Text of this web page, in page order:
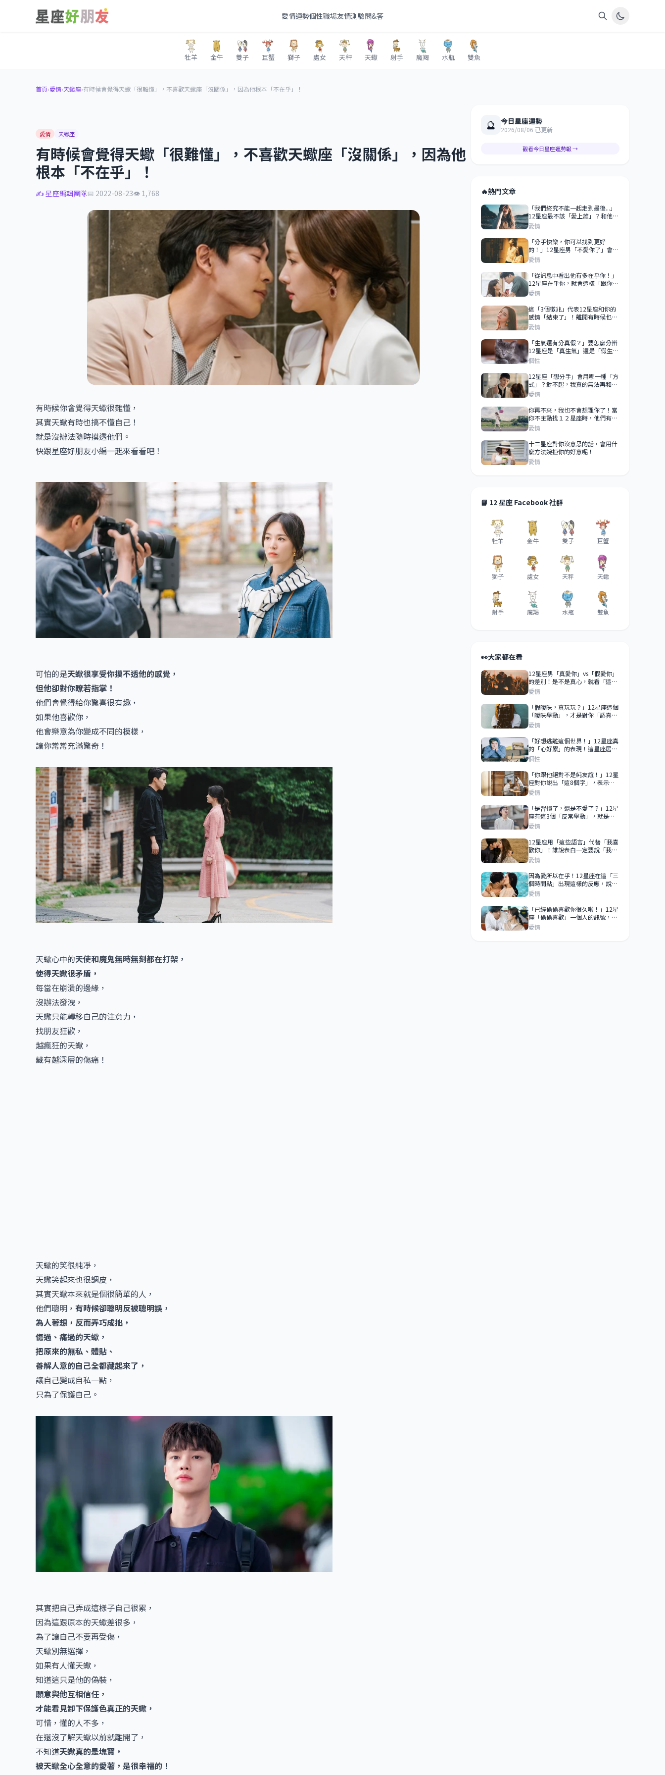
愛情運勢個性職場友情測驗問&答
牡羊 金牛 雙子 巨蟹 獅子 處女 天秤 天蠍 射手 魔羯 水瓶 雙魚
首頁›愛情›天蠍座›有時候會覺得天蠍「很難懂」，不喜歡天蠍座「沒關係」，因為他根本「不在乎」！
愛情 天蠍座
有時候會覺得天蠍「很難懂」，不喜歡天蠍座「沒關係」，因為他
根本「不在乎」！
✍️ 星座編輯團隊📅 2022-08-23👁 1,768
有時候你會覺得天蠍很難懂，
其實天蠍有時也搞不懂自己！
就是沒辦法隨時摸透他們。
快跟星座好朋友小編一起來看看吧！
可怕的是天蠍很享受你摸不透他的感覺，
但他卻對你瞭若指掌！
他們會覺得給你驚喜很有趣，
如果他喜歡你，
他會樂意為你變成不同的模樣，
讓你常常充滿驚奇！
天蠍心中的天使和魔鬼無時無刻都在打架，
使得天蠍很矛盾，
每當在崩潰的邊緣，
沒辦法發洩，
天蠍只能轉移自己的注意力，
找朋友狂歡，
越瘋狂的天蠍，
藏有越深層的傷痛！
天蠍的笑很純凈，
天蠍笑起來也很調皮，
其實天蠍本來就是個很簡單的人，
他們聰明， 有時候卻聰明反被聰明誤，
為人著想，反而弄巧成拙，
傷過、痛過的天蠍，
把原來的無私、體貼、
善解人意的自己全都藏起來了，
讓自己變成自私一點，
只為了保護自己。
其實把自己弄成這樣子自己很累，
因為這跟原本的天蠍差很多，
為了讓自己不要再受傷，
天蠍別無選擇，
如果有人懂天蠍，
知道這只是他的偽裝，
願意與他互相信任，
才能看見卸下保護色真正的天蠍，
可惜，懂的人不多，
在還沒了解天蠍以前就離開了，
不知道天蠍真的是塊寶，
被天蠍全心全意的愛著，是很幸福的！
🔮 今日星座運勢
2026/08/06 已更新
觀看今日星座運勢報 →
🔥熱門文章
「我們終究不能一起走到最後...」
12星座最不該「愛上誰」？和他相
愛竟然會很痛苦！
愛情
「分手快樂，你可以找到更好
的！」12星座男「不愛你了」會馬
上分手還是繼續假裝愛你？！
愛情
「從訊息中看出他有多在乎你！」
12星座在乎你，就會這樣「跟你
聊」！真的在乎你，連你的訊息都
不會敷衍！
愛情
這「3個徵兆」代表12星座和你的
感情「結束了」！離開有時候也是
種解脫！
愛情
「生氣還有分真假？」要怎麼分辨
12星座是「真生氣」還是「假生
氣」的區別呢？
個性
12星座「想分手」會用哪一種「方
式」？對不起，我真的無法再和你
繼續走下去了！
愛情
你再不來，我也不會想理你了！當
你不主動找１２星座時，他們有
「這個反應」就代表在乎你！
愛情
十二星座對你沒意思的話，會用什
麼方法婉拒你的好意呢！
愛情
📘 12 星座 Facebook 社群
牡羊 金牛 雙子 巨蟹
獅子 處女 天秤 天蠍
射手 魔羯 水瓶 雙魚
👀大家都在看
12星座男「真愛你」vs「假愛你」
的差別！是不是真心，就看「這3
點」！
愛情
「假曖昧，真玩玩？」12星座這個
「曖昧舉動」，才是對你「認真」
了！雙子實現承諾、天蠍學會尊
重！
愛情
「好想逃離這個世界！」12星座真
的「心好累」的表現！這星座居然
直接「不告而別」！
個性
「你跟他絕對不是純友誼！」12星
座對你說出「這8個字」，表示你
們之間99％「不單純」！
愛情
「是習慣了，還是不愛了？」12星
座有這3個「反常舉動」，就是對
你不再心動！不愛了就放彼此自由
吧！
愛情
12星座用「這些語言」代替「我喜
歡你」！誰說表白一定要說「我喜
歡你」！
愛情
因為愛所以在乎！12星座在這「三
個時間點」出現這樣的反應，說明
心裡絕對有你！
愛情
「已經偷偷喜歡你很久啦！」12星
座「偷偷喜歡」一個人的訊號，你
發現了嗎？
愛情